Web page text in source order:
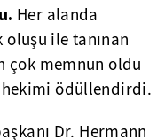
Her alanda
ile tanınan
çok memnun oldu
hekimi ödüllendirdi.
Dr. Hermann